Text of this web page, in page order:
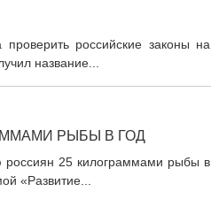
российские законы на
название...
РЫБЫ В ГОД
россиян 25 килограммами рыбы в
«Развитие...